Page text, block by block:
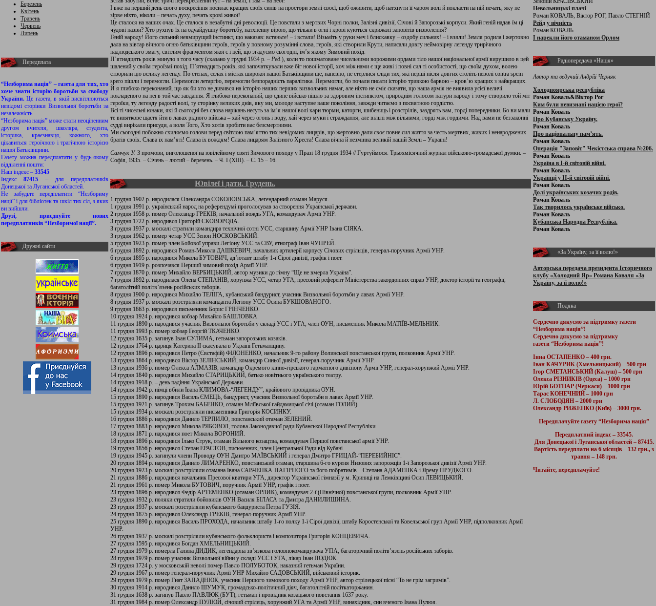
Березень
Квітень
Травень
Червень
Липень
Передплата
“Незборима нація” – газета для тих, хто
хоче знати історію боротьби за свободу
України.Це газета, в якій висвітлюються
невідомі сторінки Визвольної боротьби за
незалежність.
“Незборима нація” може стати неоціненним
другом вчителя, школяра, студента,
історика, краєзнавця, кожного, хто
цікавиться героїчною і трагічною історією
нашої Батьківщини.
Газету можна передплатити у будь-якому
відділенні пошти:
Наш індекс – 33545
Індекс87415 – для передплатників
Донецької та Луганської областей.
Не забудьте передплатити “Незбориму
нації” і для бібліотек та шкіл тих сіл, з яких
ви вийшли.
Друзі, приєднуйте нових
передплатників “Незборимої нації”.
Дружні сайти
І вже на перший день свого воскресіння по­силає кращих своїх синів на простори землі своєї, щоб оживити, щоб натхнути її чаром волі й по­класти на ній печать, яку не
зірве ніхто, ніколи – печать духу, печать крові живої!
Це сталося на наших очах. Це сталося в неза­бутні дні революції. Це повстали з мертвих Чорні полки, Залізні дивізії, Січові й Запорозькі корпуси. Який геній надав їм ці
чудові назви? Хто рухнув їх на одчайдушну боротьбу, натхненну вірою, що тільки в огні і крові куються скри­жалі заповітів визволення?
Геній народу! Його сильний невмирущий інстинкт, що наказав: встаньте! – і встали! Візьміть у руки меч і блискавку – оздобу сильних! – і взяли! Земля родила і жертовно
дала на вівтар вічного огню батьківщини героїв, героїв у пов­ному розумінні слова, героїв, які створили Крути, написали довгу неймовірну легенду трирічного
надлюдського змагу, світлим фрагментом якої є і цей, що згадуємо сьогодні, ім’я якому Зимовий похід.
П’ятнадцять років минуло з того часу (сказано у грудні 1934 р. – Ред.), коли то пошматоване чисельними ворожими ордами тіло нашої національної армії вирушило в цей
шале­ний у своїм героїзмі похід. П’ятнадцять років, які започаткували вже біг нової історії, хоч між нами є ще живі і повні сил ті особистості, що своїм духом, волею
створили цю велику легенду. По степах, селах і містах широкої нашої Батьківщини ще, напевно, не стерлися сліди тих, які перші після довгих століть неволі contra spem
spero пішли і перемогли. Перемогли летаргію, пере­могли безпорадність паралітика. Перемогли, бо почали писати історію тривкою барвою – кров’ю кращих з найкращих.
Й я глибоко переконаний, що як би хто не дивився на історію наших перших визвольних намаг, але ніхто не сміє сказати, що наша армія не виявила усієї величі
покладеного на неї в той час завдання. Я глибоко переконаний, що єдине військо пішло за здоровим інстинктом, природнім голосом натури народу і тому створило той міт
героїки, ту легенду радості волі, ту сторінку ве­ликих днів, яку ми, молоде наступне ваше поко­ління, завжди читаємо з посвятною гордістю.
Всі ті чисельні юнаки, які й сьогодні без слова нарікань несуть за ім’я нашої волі кари тюрми, каторги, шибениць і розстрілів, заздрять вам, горді попередники. Бо ви мали
те виняткове щастя йти в лавах рідного війська – хай через огонь і воду, хай через муки і страждання, але вільні між вільними, горді між гордими. Над вами не беззаконні
судді вирікали присуди, а воля Того, Хто хотів зробити вас безсмертними.
Ми сьогодні побожно схиляємо голови перед світлою пам’яттю тих невідомих лицарів, що жертовно дали своє повне сил життя за честь мер­твих, живих і ненароджених
братів своїх. Слава їх пам’яті! Слава їх вождям! Слава лицарям Залізного Хреста! Слава вічна й незмінна великій нашій Землі – Україні!
Самчук У. 3 промови, виголошеної на ювілейному святі Зимового походу у Празі 18 грудня 1934 // Гуртуймося. Трьохмісячний журнал військово-громадської думки. –
Софія, 1935. – Січень – лютий – березень. – Ч. I (XIII). – С. 15 – 16.
Ювілеї і дати. Грудень.
1 грудня 1902 р. народилася Олександра СОКОЛОВСЬКА, легендарний отаман Маруся.
1 грудня 1991 р. український народ на референдумі проголосував за створення Української держави.
2 грудня 1958 р. помер Олександр ГРЕКІВ, начальний вождь УГА, командувач Армії УНР.
3 грудня 1722 р. народився Григорій СКОВОРОДА.
3 грудня 1937 р. москалі стратили командира технічної сотні УСС, старшину Армії УНР Івана СІЯКА.
3 грудня 1962 р. помер четар УСС Зенон НОСКОВСЬКИЙ.
5 грудня 1923 р. помер член Бойової управи Легіону УСС та СВУ, етнограф Іван ЧУПРЕЙ.
6 грудня 1892 р. народився Роман-Микола ДАШКЕВИЧ, начальник артилерії корпусу Січових стрільців, генерал-поручник Армії УНР.
6 грудня 1895 р. народився Микола БУТОВИЧ, ад’ютант штабу 1-ї Сірої дивізії, графік і поет.
6 грудня 1919 р. розпочався Перший зимовий похід Армії УНР.
7 грудня 1870 р. помер Михайло ВЕРБИЦЬКИЙ, автор музики до гімну “Ще не вмерла Україна”.
7 грудня 1892 р. народилася Олена СТЕПАНІВ, хорунжа УСС, четар УГА, пресовий референт Міністерства закордонних справ УНР, доктор історії та географії,
багатолітній політв’язень російських таборів.
8 грудня 1900 р. народився Михайло ТЕЛІГА, кубанський бандурист, учасник Визвольної боротьби у лавах Армії УНР.
8 грудня 1937 р. москалі розстріляли команданта Легіону УСС Осипа БУКШОВАНОГО.
9 грудня 1863 р. народився письменник Борис ГРІНЧЕНКО.
10 грудня 1924 р. народився кобзар Михайло БАШЛОВКА.
11 грудня 1890 р. народився учасник Визвольної боротьби у складі УСС і УГА, член ОУН, письменник Микола МАТІЇВ-МЕЛЬНИК.
11 грудня 1993 р. помер кобзар Георгій ТКАЧЕНКО.
12 грудня 1635 р. загинув Іван СУЛИМА, гетьман запорозьких козаків.
12 грудня 1764 р. цариця Катерина II скасувала в Україні Гетьманщину.
12 грудня 1896 р. народився Петро (Євстафій) ФІЛОНЕНКО, начальник 9-го району Волинської повстанської групи, полковник Армії УНР.
13 грудня 1864 р. народився Віктор ЗЕЛІНСЬКИЙ, командир Синьої дивізії, генерал-поручник Армії УНР.
13 грудня 1936 р. помер Олекса АЛМАЗІВ, командир Окремого кінно-гірського гарматного дивізіону Армії УНР, генерал-хорунжий Армії УНР.
14 грудня 1840 р. народився Михайло СТАРИЦЬКИЙ, батько новітнього українського театру.
14 грудня 1918 р. – день падіння Української Держави.
14 грудня 1942 р. німці вбили Івана КЛИМОВА-“ЛЕГЕНДУ”, крайового провідника ОУН.
15 грудня 1890 р. народився Василь ЄМЕЦЬ, бандурист, учасник Визвольної боротьби в лавах Армії УНР.
15 грудня 1921 р. загинув Трохим БАБЕНКО, отаман Мліївської гайдамацької січі (отаман ГОЛИЙ).
15 грудня 1934 р. москалі розстріляли письменника Григорія КОСИНКУ.
16 грудня 1886 р. народився Данило ТЕРПИЛО, повстанський отаман ЗЕЛЕНИЙ.
17 грудня 1883 р. народився Микола РЯБОВОЛ, голова Законодавчої ради Кубанської Народної Республіки.
18 грудня 1871 р. народився поет Микола ВОРОНИЙ.
18 грудня 1896 р. народився Ілько Струк, отаман Вільного козацтва, командувач Першої повстанської армії УНР.
19 грудня 1856 р. народився Степан ЕРАСТОВ, письменник, член Центральної Ради від Кубані.
19 грудня 1945 р. загинули члени Проводу ОУН Дмитро МАЇВСЬКИЙ і генерал Дмитро ГРИЦАЙ-“ПЕРЕБИЙНІС”.
20 грудня 1894 р. народився Данило ЛИМАРЕНКО, повстанський отаман, старшина 6-го куреня Низових запорожців 1-ї Запорозької дивізії Армії УНР.
20 грудня 1923 р. москалі розстріляли отамана Івана САВЧЕНКА-НАГІРНОГО та його побратимів – Степана АДАМЕНКА і Ярему ПРУДКОГО.
21 грудня 1886 р. народився начальник Пресової кватири УГА, директор Української гімназії у м. Криниці на Лемківщині Осип ЛЕВИЦЬКИЙ.
21 грудня 1961 р. помер Микола БУТОВИЧ, поручник Армії УНР, графік і поет.
23 грудня 1896 р. народився Федір АРТЕМЕНКО (отаман ОРЛИК), командувач 2-ї (Північної) повстанської групи, полковник Армії УНР.
23 грудня 1932 р. поляки стратили бойовиків ОУН Василя БІЛАСА та Дмитра ДАНИЛИШИНА.
23 грудня 1937 р. москалі розстріляли кубанського бандуриста Петра ГУЗІЯ.
24 грудня 1875 р. народився Олександр ГРЕКІВ, генерал-поручник Армії УНР.
25 грудня 1890 р. народився Василь ПРОХОДА, начальник штабу 1-го полку 1-ї Сірої дивізії, штабу Коростенської та Ковельської груп Армії УНР, підполковник Армії
УНР.
26 грудня 1937 р. москалі розстріляли кубанського фольклориста і композитора Григорія КОНЦЕВИЧА.
27 грудня 1595 р. народився Богдан ХМЕЛЬНИЦЬКИЙ.
27 грудня 1979 р. померла Галина ДИДИК, легендарна зв’язкова головнокомандувача УПА, багаторічний політв’язень російських таборів.
28 грудня 1979 р. помер учасник Визвольної війни у складі УСС і УГА, лікар Іван ПОДЮК.
29 грудня 1724 р. у московській неволі помер Павло ПОЛУБОТОК, наказний гетьман України.
29 грудня 1967 р. помер генерал-поручник Армії УНР Михайло САДОВСЬКИЙ, військовий історик.
29 грудня 1979 р. помер Гнат ЗАПАДНЮК, учасник Першого зимового походу Армії УНР, автор стрілецької пісні “То не грім загримів”.
30 грудня 1914 р. народився Данило ШУМУК, громадсько-політичний діяч, багатолітній політкаторжанин.
31 грудня 1638 р. загинув Павло ПАВЛЮК (БУТ), гетьман і провідник козацького повстання 1637 року.
31 грудня 1984 р. помер Олександр ПУЛЮЙ, січовий стрілець, хорунжий УГА та Армії УНР, винахідник, син вченого Івана Пулюя.
Невольницькі плачі
Роман КОВАЛЬ, Віктор РОГ, Павло СТЕГНІЙ
Рейд у вічність
Роман КОВАЛЬ
І нарекли його отаманом Орлом
Радіопередача «Нація»
Автор та ведучий Андрій Черняк
Холодноярська республіка
Роман Коваль&Віктор Рог
Ким були невизнані нацією герої?
Роман Коваль
Про Кубанську Україну.
Роман Коваль
Про національну пам’ять.
Роман Коваль
Операція "Заповіт" Чекістська справа №206.
Роман Коваль
Україна в І-й світовій війні.
Роман Коваль
Українці у ІІ-й світовій війні.
Роман Коваль
Долі українських козачих родів.
Роман Коваль
Так творилось українське військо.
Роман Коваль
Кубанська Народна Республіка.
Роман Коваль
«За Україну, за її волю!»
Авторська передача президента Історичного
клубу «Холодний Яр» Романа Коваля «За
Україну, за її волю!»
Подяка
Сердечно дякуємо за підтримку газети
“Незборима нація”!
Сердечно дякуємо за підтримку
газети “Незборима нація”!
Інна ОСТАПЕНКО – 400 грн.
Іван КАЧУРИК (Хмельницький) – 500 грн
Ігор СМЕТАНСЬКИЙ (Калуш) – 500 грн
Олекса РІЗНИКІВ (Одеса) – 1000 грн
Юрій БОТНАР (Черкаси) – 1000 грн
Тарас КОНЕЧНИЙ – 1000 грн
Л. СЛОБОДЯН – 2000 грн
Олександр РИЖЕНКО (Київ) – 3000 грн.
Передплачуйте газету “Незборима нація”
Передплатний індекс – 33545.
Для Донецької і Луганської областей – 87415.
Вартість передплати на 6 місяців – 132 грн., з
травня – 148 грн.
Читайте, передплачуйте!